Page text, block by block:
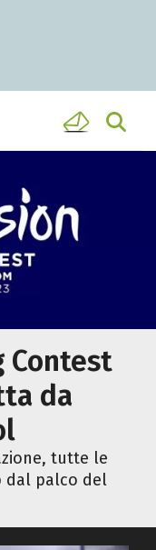
Contest
da
tutte le
dal palco del